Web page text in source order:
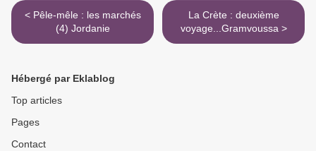
< Pêle-mêle : les marchés
(4) Jordanie
La Crète : deuxième
voyage...Gramvoussa >
Hébergé par Eklablog
Top articles
Pages
Contact